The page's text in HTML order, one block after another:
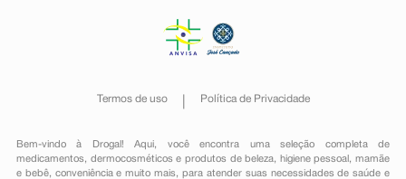
Termos de uso Política de Privacidade
Bem-vindo à Drogal! Aqui, você encontra uma seleção completa de
medicamentos , dermocosméticos e produtos de beleza, higiene pessoal ,mamãe
e bebê, conveniênciae muito mais, para atender suas necessidades de saúde e